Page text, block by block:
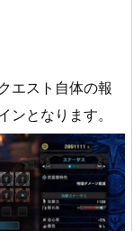
エスト自体の報
となります。